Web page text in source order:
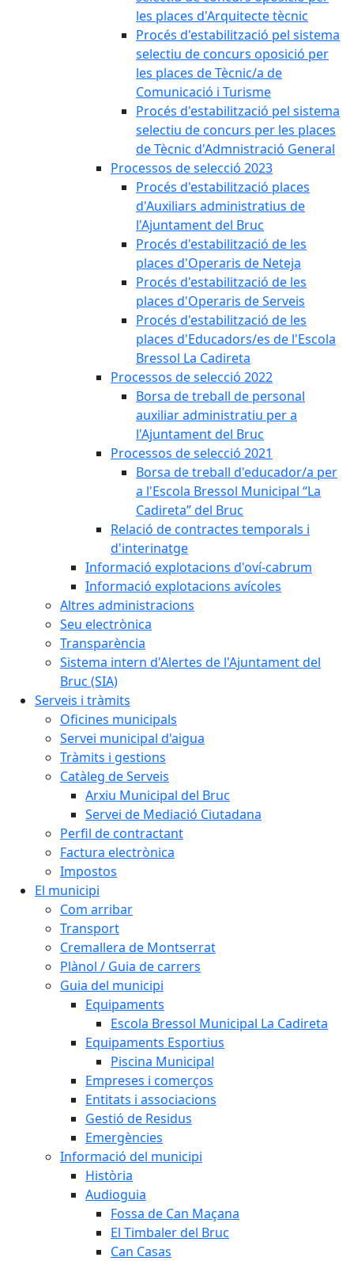
les places d'Arquitecte tècnic
Procés d'estabilització pel sistema
selectiu de concurs oposició per
les places de Tècnic/a de
Comunicació i Turisme
Procés d'estabilització pel sistema
selectiu de concurs per les places
de Tècnic d'Admnistració General
Processos de selecció 2023
Procés d'estabilització places
d'Auxiliars administratius de
l'Ajuntament del Bruc
Procés d'estabilització de les
places d'Operaris de Neteja
Procés d'estabilització de les
places d'Operaris de Serveis
Procés d'estabilització de les
places d'Educadors/es de l'Escola
Bressol La Cadireta
Processos de selecció 2022
Borsa de treball de personal
auxiliar administratiu per a
l'Ajuntament del Bruc
Processos de selecció 2021
Borsa de treball d'educador/a per
a l'Escola Bressol Municipal “La
Cadireta” del Bruc
Relació de contractes temporals i
d'interinatge
Informació explotacions d'oví-cabrum
Informació explotacions avícoles
Altres administracions
Seu electrònica
Transparència
Sistema intern d'Alertes de l'Ajuntament del
Bruc (SIA)
Serveis i tràmits
Oficines municipals
Servei municipal d'aigua
Tràmits i gestions
Catàleg de Serveis
Arxiu Municipal del Bruc
Servei de Mediació Ciutadana
Perfil de contractant
Factura electrònica
Impostos
El municipi
Com arribar
Transport
Cremallera de Montserrat
Plànol / Guia de carrers
Guia del municipi
Equipaments
Escola Bressol Municipal La Cadireta
Equipaments Esportius
Piscina Municipal
Empreses i comerços
Entitats i associacions
Gestió de Residus
Emergències
Informació del municipi
Història
Audioguia
Fossa de Can Maçana
El Timbaler del Bruc
Can Casas